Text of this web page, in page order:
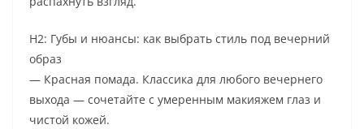
H2: Губы и нюансы: как выбрать стиль под вечерний
образ
— Красная помада. Классика для любого вечернего
выхода — сочетайте с умеренным макияжем глаз и
чистой кожей.